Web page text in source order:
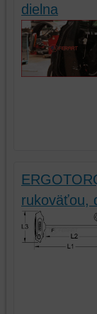
dielna
rukoväťou,